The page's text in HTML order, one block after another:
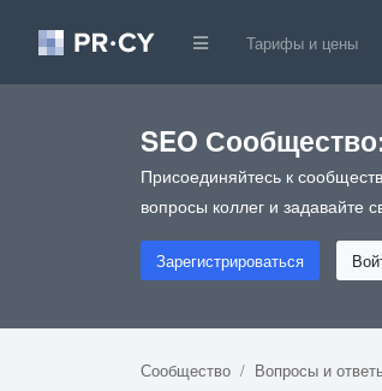
Тарифы и цены
SEO
Присоединяйтесь к
вопросы коллег и задавайте
Зарегистрироваться
Сообщество Вопросы и